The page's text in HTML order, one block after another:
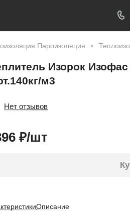
Пароизоляция
Изорок
м3
Нет отзывов
₽/шт
Описание